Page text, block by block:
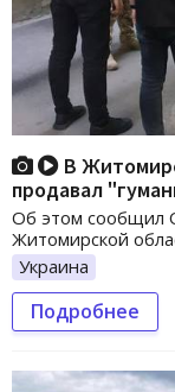
В
продавал
Об этом сообщил
Житомирской
Украина
Подробнее